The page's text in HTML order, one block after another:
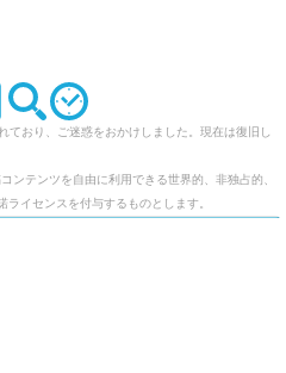
おり、ご迷惑をおかけしました。現在は復旧し
ンテンツを自由に利用できる世界的、非独占的、
イセンスを付与するものとします。